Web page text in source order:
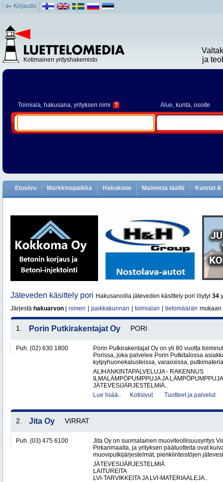
Kirjaudu
Kotimainen yrityshakemisto
ja
Toimiala, hakusana, yrityksen nimi ? Alue, kunta, osoite
Etusivu Markkinapaikka Hakukone Mainosta täällä Kunnat
Jäteveden käsittely pori Hakusanoilla jäteveden käsittely pori löytyi 34
Järjestä hakuarvon nimen paikkakunnan toimialan tietomäärän mukaan
1. Porin Putkirakentajat Oy PORI
Puh. (02) 630 1800
Porin Putkirakentajat Oy on yli 80 vuotta
Porissa, joka palvelee Porin Putkitalossa
kylpyhuonekalusteissa, varaosissa,
ALIHANKINTAPALVELUJA - RAKENNUS
ILMALÄMPÖPUMPPUJA JA LÄMPÖPUMPPUJA
JÄTEVESIJÄRJESTELMIÄ..
Lue lisää..
Kotisivut Tuotteet ja palvelut
2. Jita Oy VIRRAT
Puh. (03) 475 6100
Jita Oy on suomalainen muoviteollisuusyritys
Pirkanmaalta, ja yrityksen päätuotteita ovat
muoviputkijärjestelmät, pienkiinteistöjen
JÄTEVESIJÄRJESTELMIÄ
LAITUREITA
LVI-TARVIKKEITA JA LVI-MATERIAALEJA..